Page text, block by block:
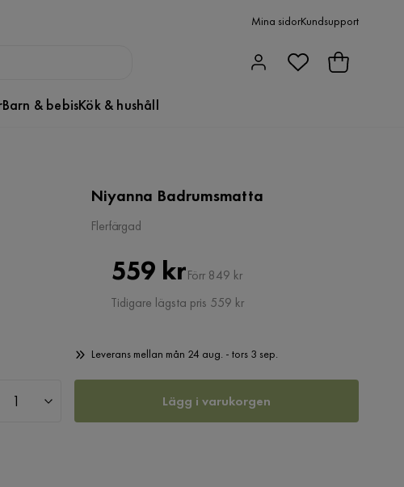
Mina sidorKundsupport
Barn & bebisKök & hushåll
Niyanna Badrumsmatta
Flerfärgad
Pris
559 krOriginal
Pris
Förr 849 kr
Tidigare lägsta pris 559 kr
Leverans mellan mån 24 aug. - tors 3 sep.
Lägg i varukorgen